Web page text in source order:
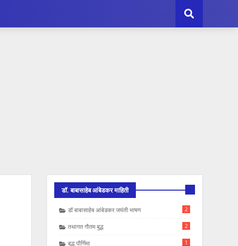
डॉ. बाबासाहेब आंबेडकर माहिती
डॉ बाबासाहेब आंबेडकर जयंती भाषण 2
तथागत गौतम बुद्ध 2
बुद्ध पौर्णिमा 1